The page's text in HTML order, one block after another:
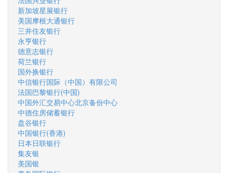
新加坡星展银行
美国摩根大通银行
三井住友银行
永亨银行
德意志银行
荷兰银行
国外换银行
中信银行国际（中国）有限公司
法国巴黎银行(中国)
中国外汇交易中心北京备份中心
中德住房储蓄银行
盘谷银行
中国银行(香港)
日本日联银行
集友银
美国银